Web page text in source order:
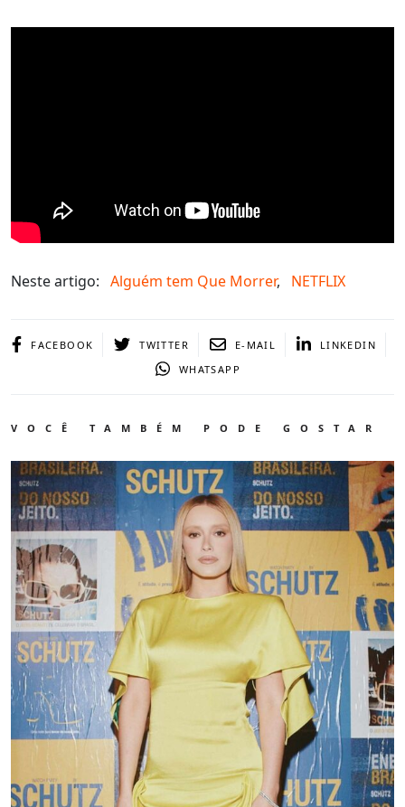
Neste artigo: Alguém tem Que Morrer, NETFLIX
FACEBOOK TWITTER E-MAIL
LINKEDIN
WHATSAPP
VOCÊ TAMBÉM PODE GOSTAR